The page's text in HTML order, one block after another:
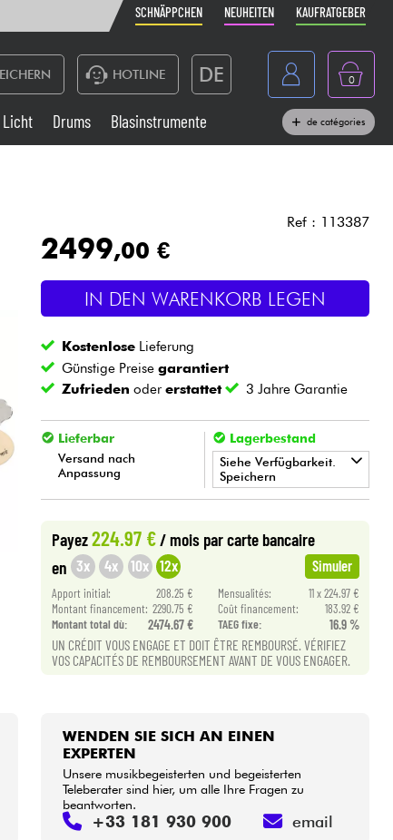
SCHNÄPPCHEN NEUHEITEN KAUFRATGEBER
HOTLINE DE
Belgique
Nederland
0
Live-Sound
Blasinstrumente
Kabel & Zubehöre
Licht Drums Blasinstrumente de catégories
Ref : 113387
2499,00 €
IN DEN WARENKORB LEGEN
Kostenlose Lieferung
Günstige Preisegarantiert
Zufrieden odererstattet 3 Jahre Garantie
Lieferbar
Versand nach
Anpassung
Lagerbestand
Siehe Verfügbarkeit.
Speichern
Payez224.97 €/ mois par carte bancaire
en 3x 4x 10x 12x Simuler
Apport initial: 208.25 € Mensualités:
11 x 224.97 €
Montant financement: 2290.75 € Coût financement:
183.92 €
Montant total dù:
2474.67 € TAEG fixe: 16.9 %
UN CRÉDIT VOUS ENGAGE ET DOIT ÊTRE REMBOURSÉ. VÉRIFIEZ
VOS CAPACITÉS DE REMBOURSEMENT AVANT DE VOUS ENGAGER.
WENDEN SIE SICH AN EINEN
EXPERTEN
Unsere musikbegeisterten und begeisterten
Teleberater sind hier, um alle Ihre Fragen zu
beantworten.
+33 181 930 900 email